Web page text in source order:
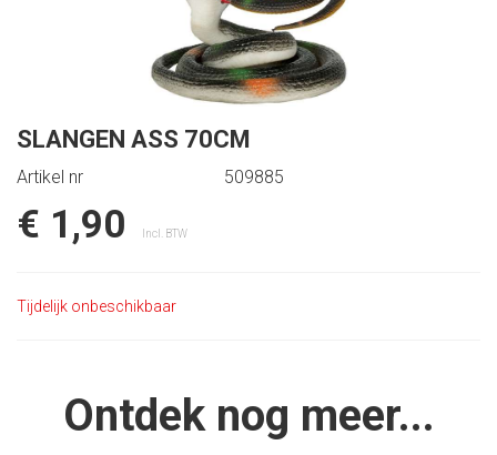
SLANGEN ASS 70CM
Artikel nr 509885
€ 1,90 Incl. BTW
Tijdelijk onbeschikbaar
Ontdek nog meer...